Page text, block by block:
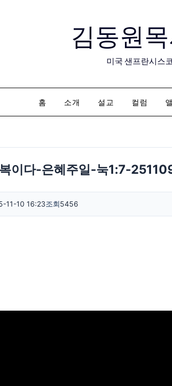
김동원
미국 샌프란시스
홈 소개 설교 컬럼
이다-은혜주일-눅1:7-
11-10 16:23조회5456